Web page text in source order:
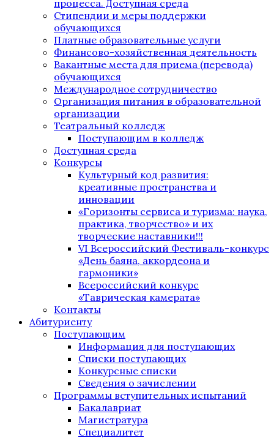
процесса. Доступная среда
Стипендии и меры поддержки
обучающихся
Платные образовательные услуги
Финансово-хозяйственная деятельность
Вакантные места для приема (перевода)
обучающихся
Международное сотрудничество
Организация питания в образовательной
организации
Театральный колледж
Поступающим в колледж
Доступная среда
Конкурсы
Культурный код развития:
креативные пространства и
инновации
«Горизонты сервиса и туризма: наука,
практика, творчество» и их
творческие наставники!!!
VI Всероссийский Фестиваль-конкурс
«День баяна, аккордеона и
гармоники»
Всероссийский конкурс
«Таврическая камерата»
Контакты
Абитуриенту
Поступающим
Информация для поступающих
Списки поступающих
Конкурсные списки
Сведения о зачислении
Программы вступительных испытаний
Бакалавриат
Магистратура
Специалитет